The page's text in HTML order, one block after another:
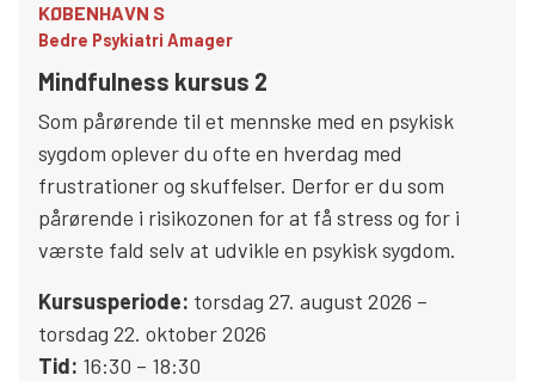
KØBENHAVN S
Bedre Psykiatri Amager
Mindfulness kursus 2
Som pårørende til et mennske med en psykisk
sygdom oplever du ofte en hverdag med
frustrationer og skuffelser. Derfor er du som
pårørende i risikozonen for at få stress og for i
værste fald selv at udvikle en psykisk sygdom.
Kursusperiode: torsdag 27. august 2026 –
torsdag 22. oktober 2026
Tid: 16:30 – 18:30